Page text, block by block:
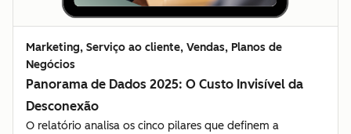
Marketing, Serviço ao cliente, Vendas, Planos de
Negócios
Panorama de Dados 2025: O Custo Invisível da
Desconexão
O relatório analisa os cinco pilares que definem a